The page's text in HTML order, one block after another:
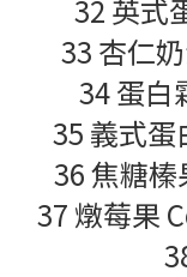
32 英式
33 杏仁
34 蛋白
35 義式
36 焦糖
37 燉莓果